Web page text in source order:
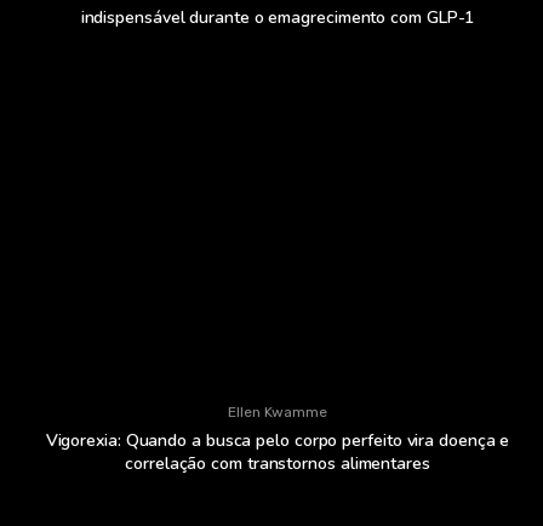
indispensável durante o emagrecimento com GLP-1
Ellen Kwamme
Vigorexia: Quando a busca pelo corpo perfeito vira doença e
correlação com transtornos alimentares